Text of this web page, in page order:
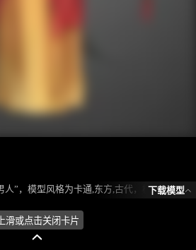
模型所属分类为“人物角色-男人”，模型风格为卡通,东方,古代，模型ID为101526，本模型由设计师 ℒℴѵℯ蓝色的梦এ⁵²º᭄এ 在2024-08-26 09:49:05上传，含.fbx，.gltf相关源文件下载格式，点数为1338，面数为1896，材质数为1，贴图数为1，CG美术之家持续为您更新与数字孪生、影视动画和游戏VR等相关优质资源。
下载模型
上滑或点击关闭卡片